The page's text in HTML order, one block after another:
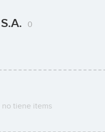
0
no tiene items